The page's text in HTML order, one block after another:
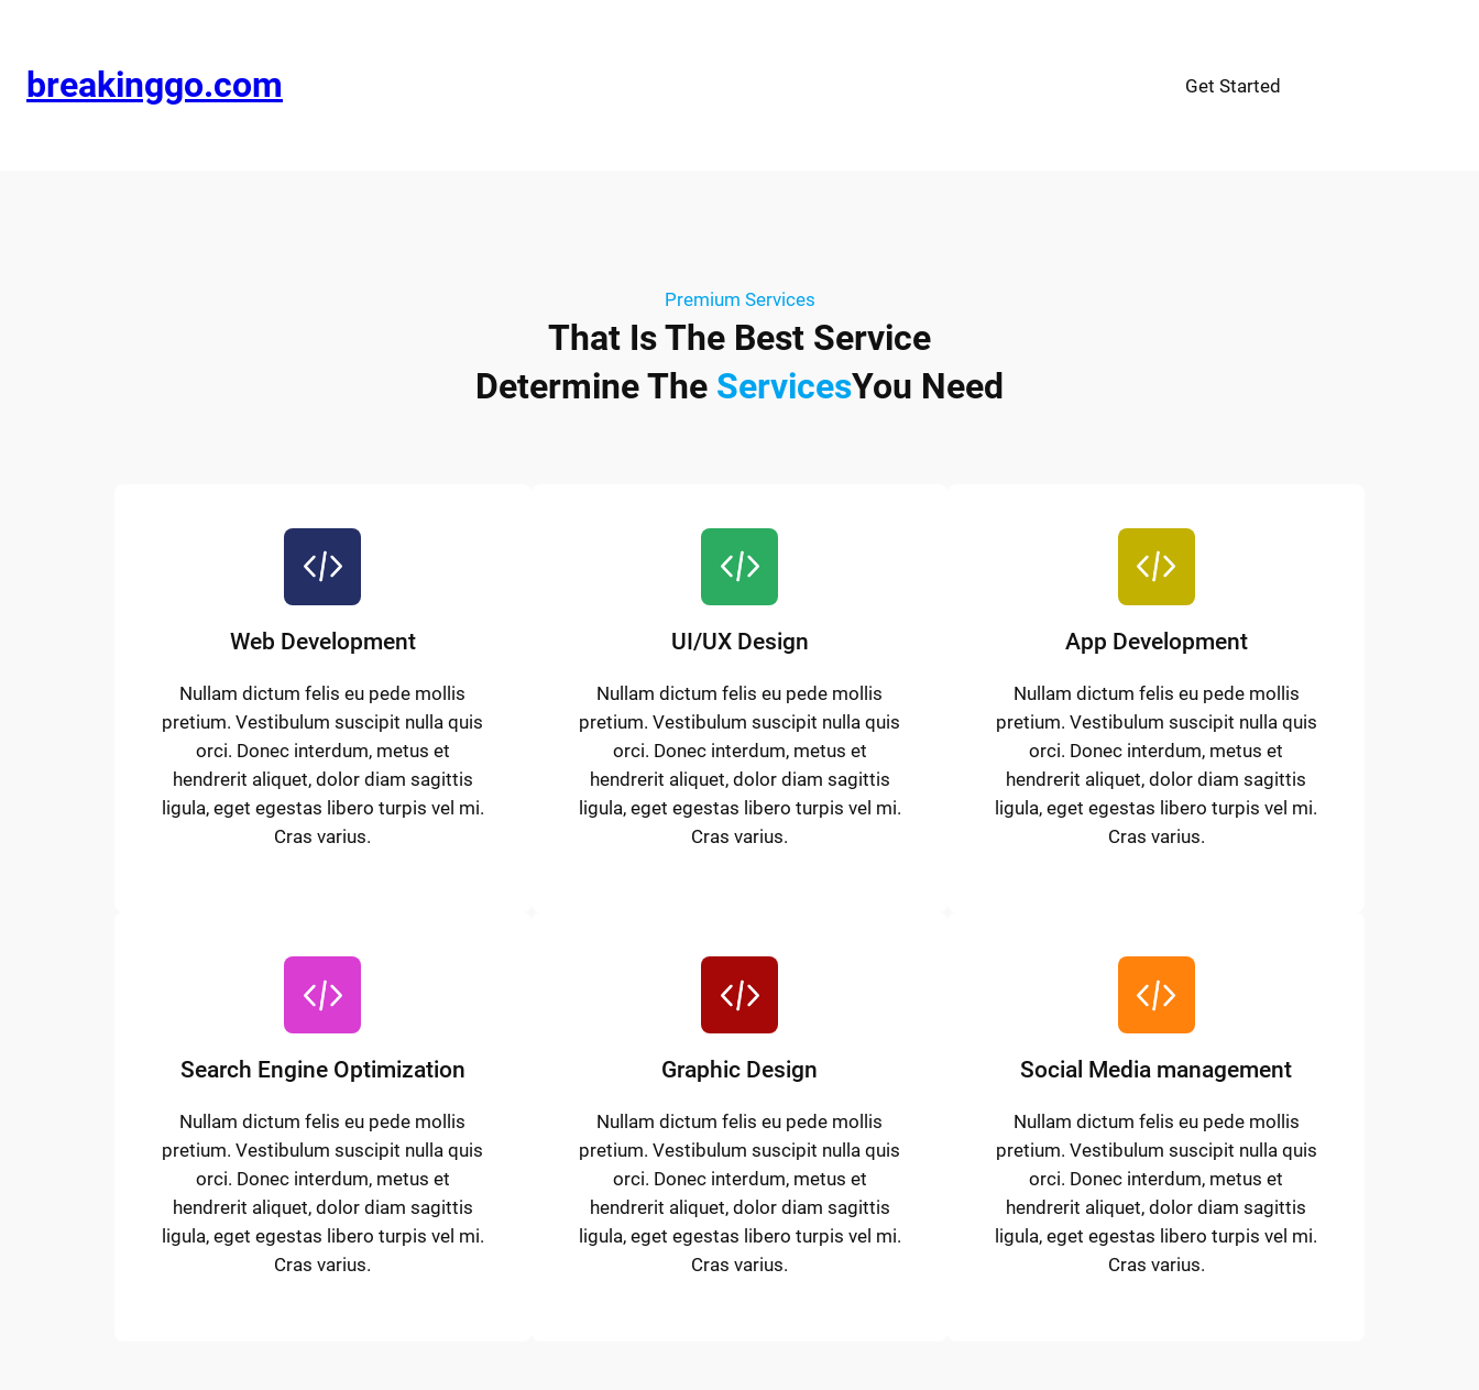
breakinggo.com Get Started
Premium Services
That Is The Best Service
Determine The ServicesYou Need
Web Development
Nullam dictum felis eu pede mollis
pretium. Vestibulum suscipit nulla quis
orci. Donec interdum, metus et
hendrerit aliquet, dolor diam sagittis
ligula, eget egestas libero turpis vel mi.
Cras varius.
UI/UX Design
Nullam dictum felis eu pede mollis
pretium. Vestibulum suscipit nulla quis
orci. Donec interdum, metus et
hendrerit aliquet, dolor diam sagittis
ligula, eget egestas libero turpis vel mi.
Cras varius.
App Development
Nullam dictum felis eu pede mollis
pretium. Vestibulum suscipit nulla quis
orci. Donec interdum, metus et
hendrerit aliquet, dolor diam sagittis
ligula, eget egestas libero turpis vel mi.
Cras varius.
Search Engine Optimization
Nullam dictum felis eu pede mollis
pretium. Vestibulum suscipit nulla quis
orci. Donec interdum, metus et
hendrerit aliquet, dolor diam sagittis
ligula, eget egestas libero turpis vel mi.
Cras varius.
Graphic Design
Nullam dictum felis eu pede mollis
pretium. Vestibulum suscipit nulla quis
orci. Donec interdum, metus et
hendrerit aliquet, dolor diam sagittis
ligula, eget egestas libero turpis vel mi.
Cras varius.
Social Media management
Nullam dictum felis eu pede mollis
pretium. Vestibulum suscipit nulla quis
orci. Donec interdum, metus et
hendrerit aliquet, dolor diam sagittis
ligula, eget egestas libero turpis vel mi.
Cras varius.